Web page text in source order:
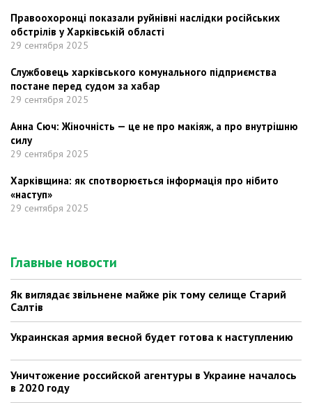
Правоохоронці показали руйнівні наслідки російських
обстрілів у Харківській області
29 сентября 2025
Службовець харківського комунального підприємства
постане перед судом за хабар
29 сентября 2025
Анна Сюч: Жіночність — це не про макіяж, а про внутрішню
силу
29 сентября 2025
Харківщина: як спотворюється інформація про нібито
«наступ»
29 сентября 2025
Главные новости
Як виглядає звільнене майже рік тому селище Старий
Салтів
Украинская армия весной будет готова к наступлению
Уничтожение российской агентуры в Украине началось
в 2020 году